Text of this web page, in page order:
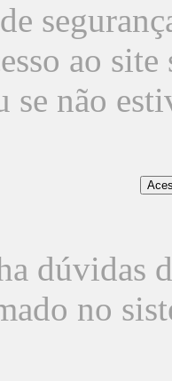
ao
se não
dúvidas
no